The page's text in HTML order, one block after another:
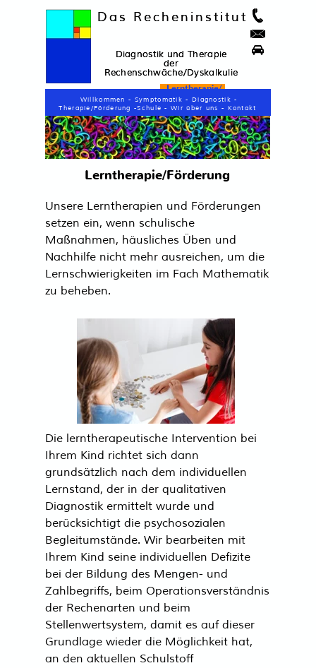
Das Recheninstitut
Diagnostik und Therapie
der
Rechenschwäche/Dyskalkulie
Diagnostik und Therapie
der
Rechenschwäche/Dyskalkulie
Das Recheninstitut
Lerntherapie/
Förderung
Willkommen - Symptomatik - Diagnostik -
Therapie/Förderung -Schule -Wir über uns - Kontakt
‍Lerntherapie/Förderung
‍Unsere Lerntherapien und Förderungen
setzen ein, wenn schulische
Maßnahmen, häusliches Üben und
Nachhilfe nicht mehr ausreichen, um die
Lernschwierigkeiten im Fach Mathematik
zu beheben.
Die lerntherapeutische Intervention bei
Ihrem Kind richtet sich dann
grundsätzlich nach dem individuellen
Lernstand, der in der qualitativen
Diagnostik ermittelt wurde und
berücksichtigt die psychosozialen
Begleitumstände. Wir bearbeiten mit
Ihrem Kind seine individuellen Defizite
bei der Bildung des Mengen- und
Zahlbegriffs, beim Operationsverständnis
der Rechenarten und beim
Stellenwertsystem, damit es auf dieser
Grundlage wieder die Möglichkeit hat,
an den aktuellen Schulstoff